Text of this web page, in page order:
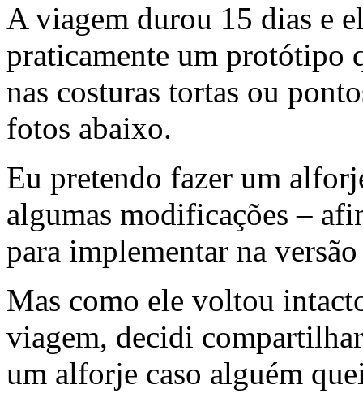
A viagem durou 15 dias e
praticamente um protótipo
nas costuras tortas ou
fotos abaixo.
Eu pretendo fazer um
algumas modificações –
para implementar na
Mas como ele voltou
viagem, decidi
um alforje caso alguém